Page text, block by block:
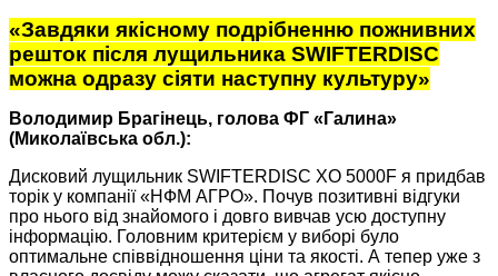
«Завдяки якісному подрібненню пожнивних
решток після лущильника SWIFTERDISC
можна одразу сіяти наступну культуру»
Володимир Брагінець, голова ФГ «Галина»
(Миколаївська обл.):
Дисковий лущильник SWIFTERDISC XO 5000F я придбав
торік у компанії «НФМ АГРО». Почув позитивні відгуки
про нього від знайомого і довго вивчав усю доступну
інформацію. Головним критерієм у виборі було
оптимальне співвідношення ціни та якості. А тепер уже з